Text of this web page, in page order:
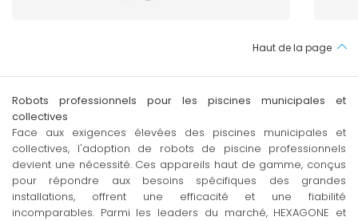
Haut de la page
Robots professionnels pour les piscines municipales et
collectives
Face aux exigences élevées des piscines municipales et
collectives, l'adoption de robots de piscine professionnels
devient une nécessité. Ces appareils haut de gamme, conçus
pour répondre aux besoins spécifiques des grandes
installations, offrent une efficacité et une fiabilité
incomparables. Parmi les leaders du marché, HEXAGONE et